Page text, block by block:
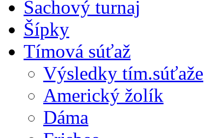
Šachový turnaj
Šípky
Tímová súťaž
Výsledky tím.súťaže
Americký žolík
Dáma